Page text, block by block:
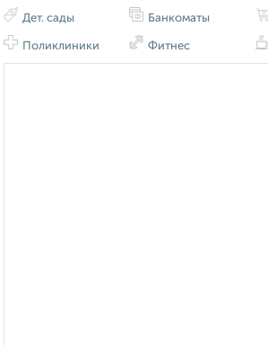
Дет. сады
Поликлиники
Банкоматы
Фитнес